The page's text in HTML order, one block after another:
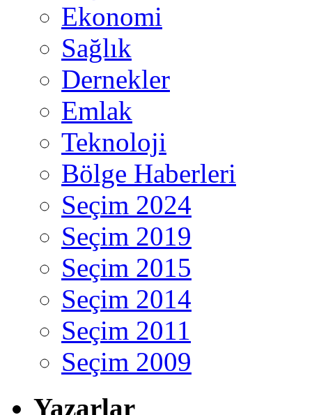
Ekonomi
Sağlık
Dernekler
Emlak
Teknoloji
Bölge Haberleri
Seçim 2024
Seçim 2019
Seçim 2015
Seçim 2014
Seçim 2011
Seçim 2009
Yazarlar